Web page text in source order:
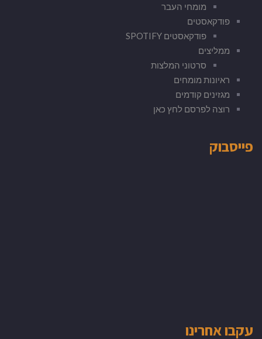
מומחי העבר
פודקאסטים
פודקאסטים SPOTIFY
ממליצים
סרטוני המלצות
ראיונות מומחים
מגזינים קודמים
רוצה לפרסם לחץ כאן
פייסבוק
עקבו אחרינו